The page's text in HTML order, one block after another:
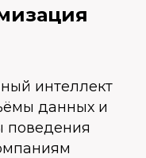
интеллект
данных и
поведения